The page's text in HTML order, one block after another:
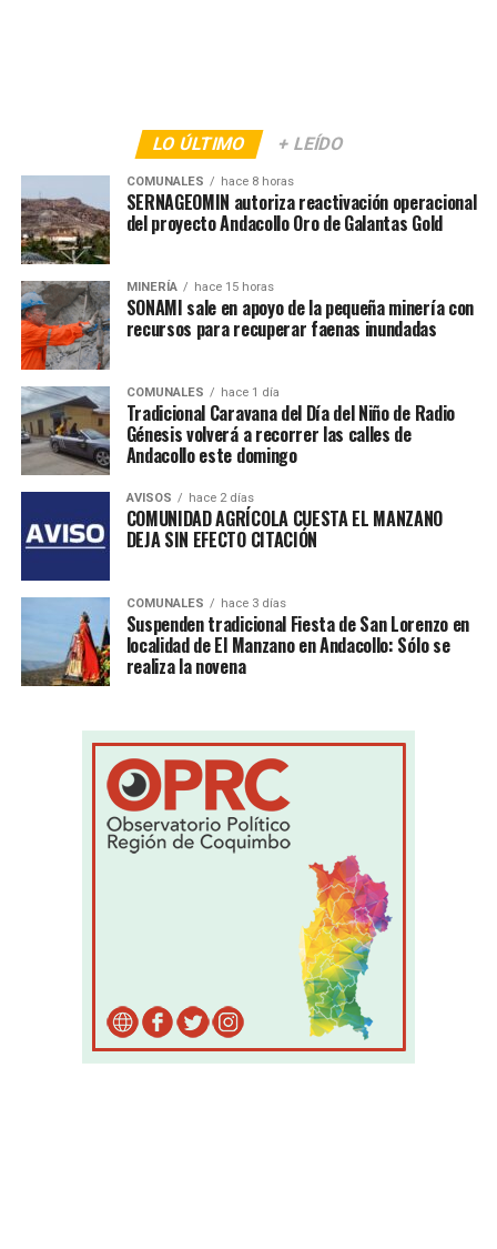
LO ÚLTIMO + LEÍDO
COMUNALES hace 8 horas
SERNAGEOMIN autoriza reactivación operacional
del proyecto Andacollo Oro de Galantas Gold
MINERÍA hace 15 horas
SONAMI sale en apoyo de la pequeña minería con
recursos para recuperar faenas inundadas
COMUNALES hace 1 día
Tradicional Caravana del Día del Niño de Radio
Génesis volverá a recorrer las calles de
Andacollo este domingo
AVISOS hace 2 días
COMUNIDAD AGRÍCOLA CUESTA EL MANZANO
DEJA SIN EFECTO CITACIÓN
COMUNALES hace 3 días
Suspenden tradicional Fiesta de San Lorenzo en
localidad de El Manzano en Andacollo: Sólo se
realiza la novena